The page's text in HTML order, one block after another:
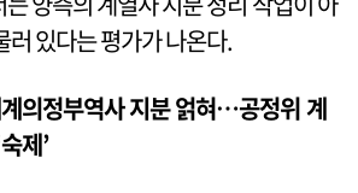
러 있다는 평가가 나온다.
의정부역사 지분 얽혀…공정위 계
제’